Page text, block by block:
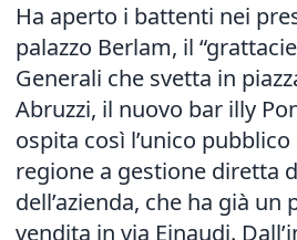
Ha aperto i battenti nei
palazzo Berlam, il
Generali che svetta in
Abruzzi, il nuovo bar illy
ospita così l’unico
regione a gestione diretta
dell’azienda, che ha già
vendita in via Einaudi.